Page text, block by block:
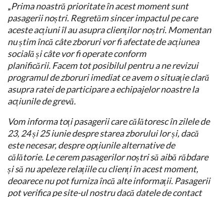
„Prima noastră prioritate în acest moment sunt
pasagerii noștri. Regretăm sincer impactul pe care
aceste acțiuni îl au asupra clienților noștri. Momentan
nu știm încă câte zboruri vor fi afectate de acțiunea
socială și câte vor fi operate conform
planificării. Facem tot posibilul pentru a ne revizui
programul de zboruri imediat ce avem o situație clară
asupra ratei de participare a echipajelor noastre la
acțiunile de grevă.
Vom informa toți pasagerii care călătoresc în zilele de
23, 24 și 25 iunie despre starea zborului lor și, dacă
este necesar, despre opțiunile alternative de
călătorie. Le cerem pasagerilor noștri să aibă răbdare
și să nu apeleze relațiile cu clienți în acest moment,
deoarece nu pot furniza încă alte informații. Pasagerii
pot verifica pe site-ul nostru dacă datele de contact